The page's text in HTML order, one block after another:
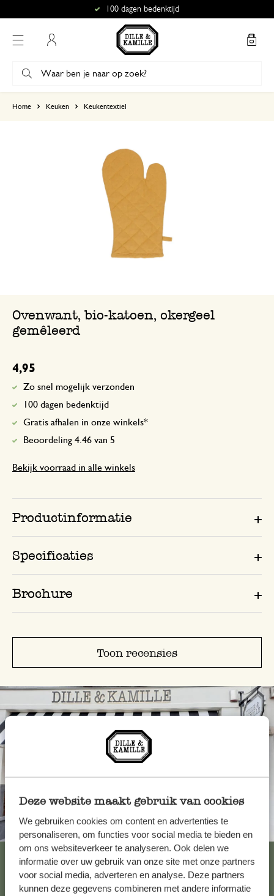
Deze website maakt gebruik van cookies
We gebruiken cookies om content en advertenties te
personaliseren, om functies voor social media te bieden en
om ons websiteverkeer te analyseren. Ook delen we
informatie over uw gebruik van onze site met onze partners
voor social media, adverteren en analyse. Deze partners
kunnen deze gegevens combineren met andere informatie
100 dagen bedenktijd
Home Keuken Keukentextiel
Ovenwant, bio-katoen, okergeel
gemêleerd
4,95
Zo snel mogelijk verzonden
100 dagen bedenktijd
Gratis afhalen in onze winkels*
Beoordeling 4.46 van 5
Bekijk voorraad in alle winkels
Productinformatie
Specificaties
Brochure
Toon recensies
Altijd in de buurt
Bekijk alle 62 winkels
2
1
18 januari 2025